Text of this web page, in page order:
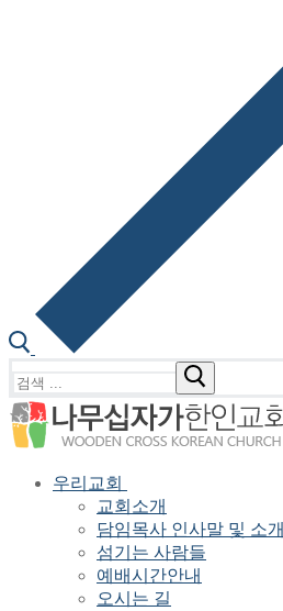
색
:
우리교회
교회소개
담임목사 인사말 및 소개
섬기는 사람들
예배시간안내
오시는 길